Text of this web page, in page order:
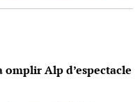
omplir Alp d’espectacle